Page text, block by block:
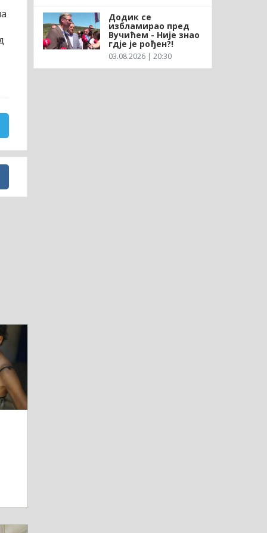
Додик се
избламирао пред
Вучићем - Није знао
гдје је рођен?!
03.08.2026 | 20:30